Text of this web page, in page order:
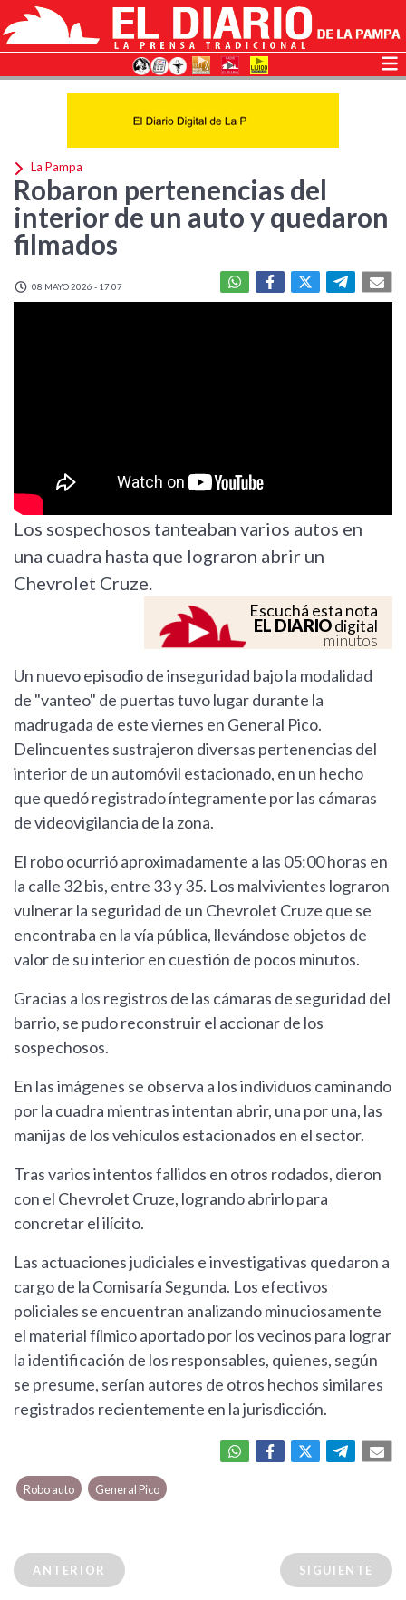
La Pampa
Robaron pertenencias del
interior de un auto y quedaron
filmados
08 MAYO 2026 - 17:07
Los sospechosos tanteaban varios autos en
una cuadra hasta que lograron abrir un
Chevrolet Cruze.
Escuchá esta nota
EL DIARIOdigital
minutos
Un nuevo episodio de inseguridad bajo la modalidad
de "vanteo" de puertas tuvo lugar durante la
madrugada de este viernes en General Pico.
Delincuentes sustrajeron diversas pertenencias del
interior de un automóvil estacionado, en un hecho
que quedó registrado íntegramente por las cámaras
de videovigilancia de la zona.
El robo ocurrió aproximadamente a las 05:00 horas en
la calle 32 bis, entre 33 y 35. Los malvivientes lograron
vulnerar la seguridad de un Chevrolet Cruze que se
encontraba en la vía pública, llevándose objetos de
valor de su interior en cuestión de pocos minutos.
Gracias a los registros de las cámaras de seguridad del
barrio, se pudo reconstruir el accionar de los
sospechosos.
En las imágenes se observa a los individuos caminando
por la cuadra mientras intentan abrir, una por una, las
manijas de los vehículos estacionados en el sector.
Tras varios intentos fallidos en otros rodados, dieron
con el Chevrolet Cruze, logrando abrirlo para
concretar el ilícito.
Las actuaciones judiciales e investigativas quedaron a
cargo de la Comisaría Segunda. Los efectivos
policiales se encuentran analizando minuciosamente
el material fílmico aportado por los vecinos para lograr
la identificación de los responsables, quienes, según
se presume, serían autores de otros hechos similares
registrados recientemente en la jurisdicción.
Robo auto General Pico
ANTERIOR SIGUIENTE